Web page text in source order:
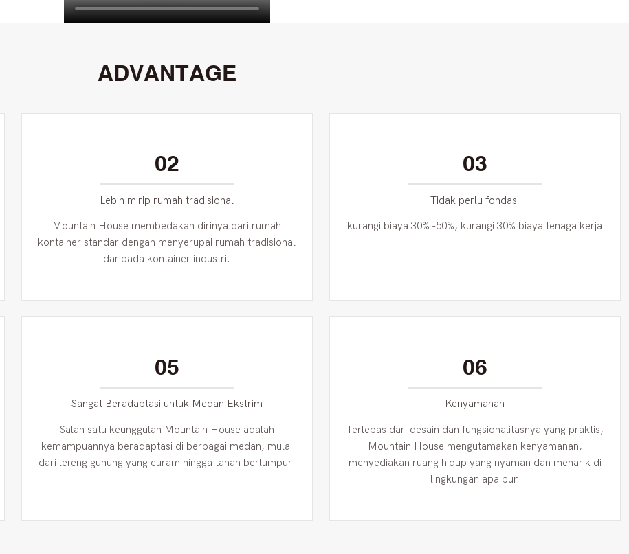
ADVANTAGE
02
Lebih mirip rumah tradisional
Mountain House membedakan dirinya dari rumah
kontainer standar dengan menyerupai rumah tradisional
daripada kontainer industri.
03
Tidak perlu fondasi
kurangi biaya 30% -50%, kurangi 30% biaya tenaga kerja
05
Sangat Beradaptasi untuk Medan Ekstrim
Salah satu keunggulan Mountain House adalah
kemampuannya beradaptasi di berbagai medan, mulai
dari lereng gunung yang curam hingga tanah berlumpur.
06
Kenyamanan
Terlepas dari desain dan fungsionalitasnya yang praktis,
Mountain House mengutamakan kenyamanan,
menyediakan ruang hidup yang nyaman dan menarik di
lingkungan apa pun